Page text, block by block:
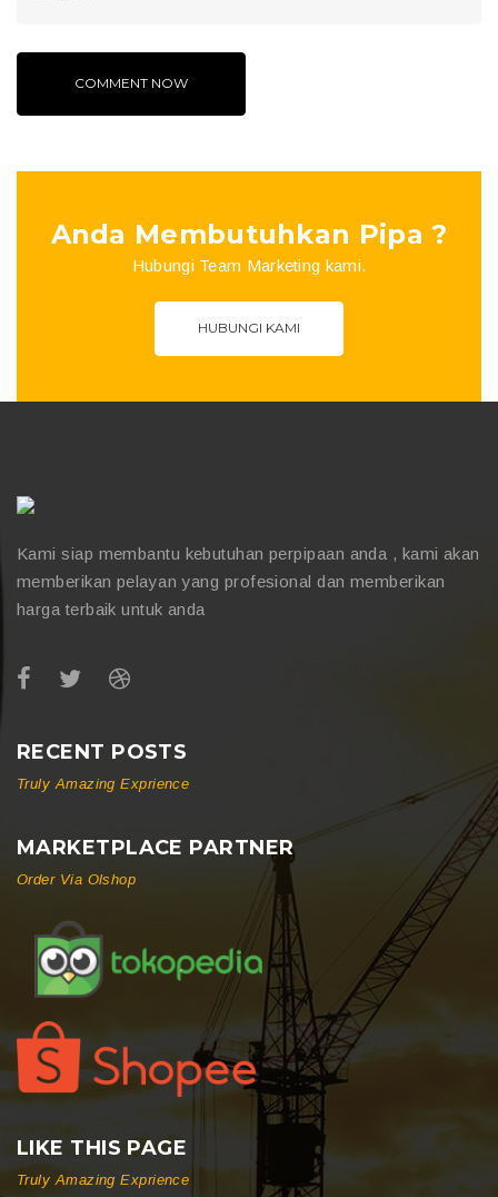
Anda Membutuhkan Pipa ?
Hubungi Team Marketing kami.
HUBUNGI KAMI
Kami siap membantu kebutuhan perpipaan anda , kami akan
memberikan pelayan yang profesional dan memberikan
harga terbaik untuk anda
RECENT POSTS
Truly Amazing Exprience
MARKETPLACE PARTNER
Order Via Olshop
LIKE THIS PAGE
Truly Amazing Exprience